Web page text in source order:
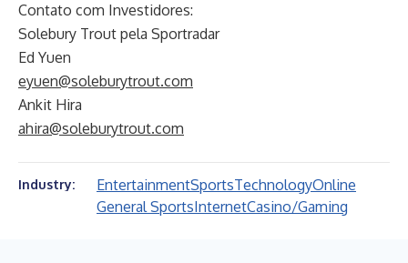
Contato com Investidores:
Solebury Trout pela Sportradar
Ed Yuen
eyuen@soleburytrout.com
Ankit Hira
ahira@soleburytrout.com
Industry: EntertainmentSportsTechnologyOnline
General SportsInternetCasino/Gaming